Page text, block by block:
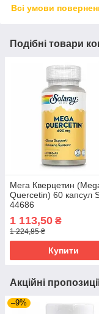
Всі умови
Подібні товари
Мега Кверцетин
Quercetin) 60 капсул
44686
1 113,50 ₴
1 224,85 ₴
Купити
Акційні
–9%